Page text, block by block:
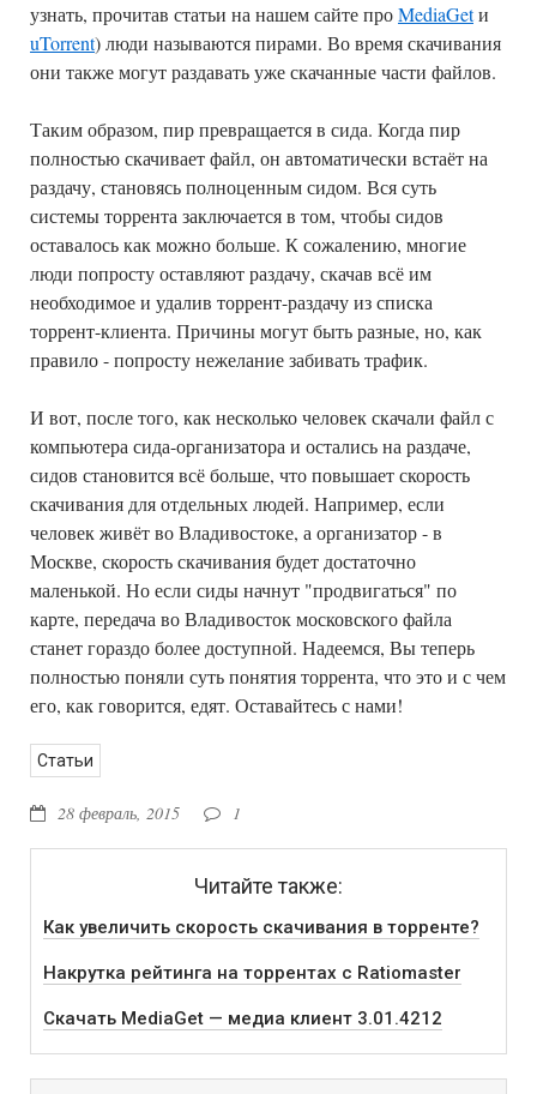
узнать, прочитав статьи на нашем сайте проMediaGetи
uTorrent) люди называются пирами. Во время скачивания
они также могут раздавать уже скачанные части файлов.
Таким образом, пир превращается в сида. Когда пир
полностью скачивает файл, он автоматически встаёт на
раздачу, становясь полноценным сидом. Вся суть
системы торрента заключается в том, чтобы сидов
оставалось как можно больше. К сожалению, многие
люди попросту оставляют раздачу, скачав всё им
необходимое и удалив торрент-раздачу из списка
торрент-клиента. Причины могут быть разные, но, как
правило - попросту нежелание забивать трафик.
И вот, после того, как несколько человек скачали файл с
компьютера сида-организатора и остались на раздаче,
сидов становится всё больше, что повышает скорость
скачивания для отдельных людей. Например, если
человек живёт во Владивостоке, а организатор - в
Москве, скорость скачивания будет достаточно
маленькой. Но если сиды начнут "продвигаться" по
карте, передача во Владивосток московского файла
станет гораздо более доступной. Надеемся, Вы теперь
полностью поняли суть понятия торрента, что это и с чем
его, как говорится, едят. Оставайтесь с нами!
Статьи
28 февраль, 2015 1
Читайте также:
Как увеличить скорость скачивания в торренте?
Накрутка рейтинга на торрентах с Ratiomaster
Скачать MediaGet — медиа клиент 3.01.4212